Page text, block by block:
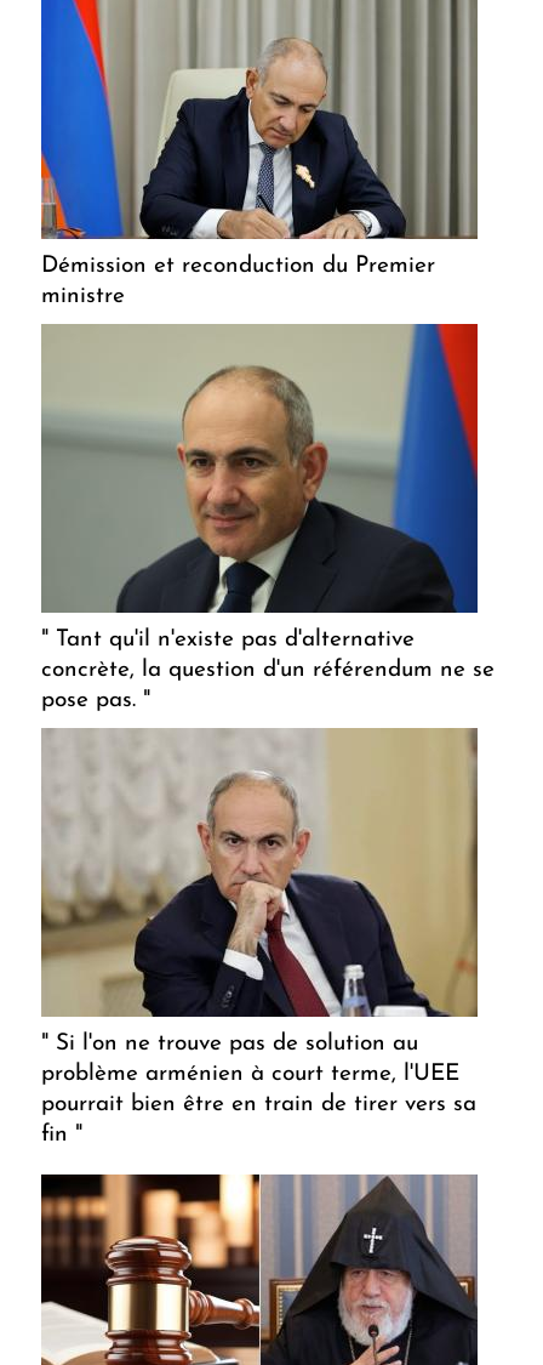
Démission et reconduction du Premier
ministre
" Tant qu'il n'existe pas d'alternative
concrète, la question d'un référendum ne se
pose pas. "
" Si l'on ne trouve pas de solution au
problème arménien à court terme, l'UEE
pourrait bien être en train de tirer vers sa
fin "